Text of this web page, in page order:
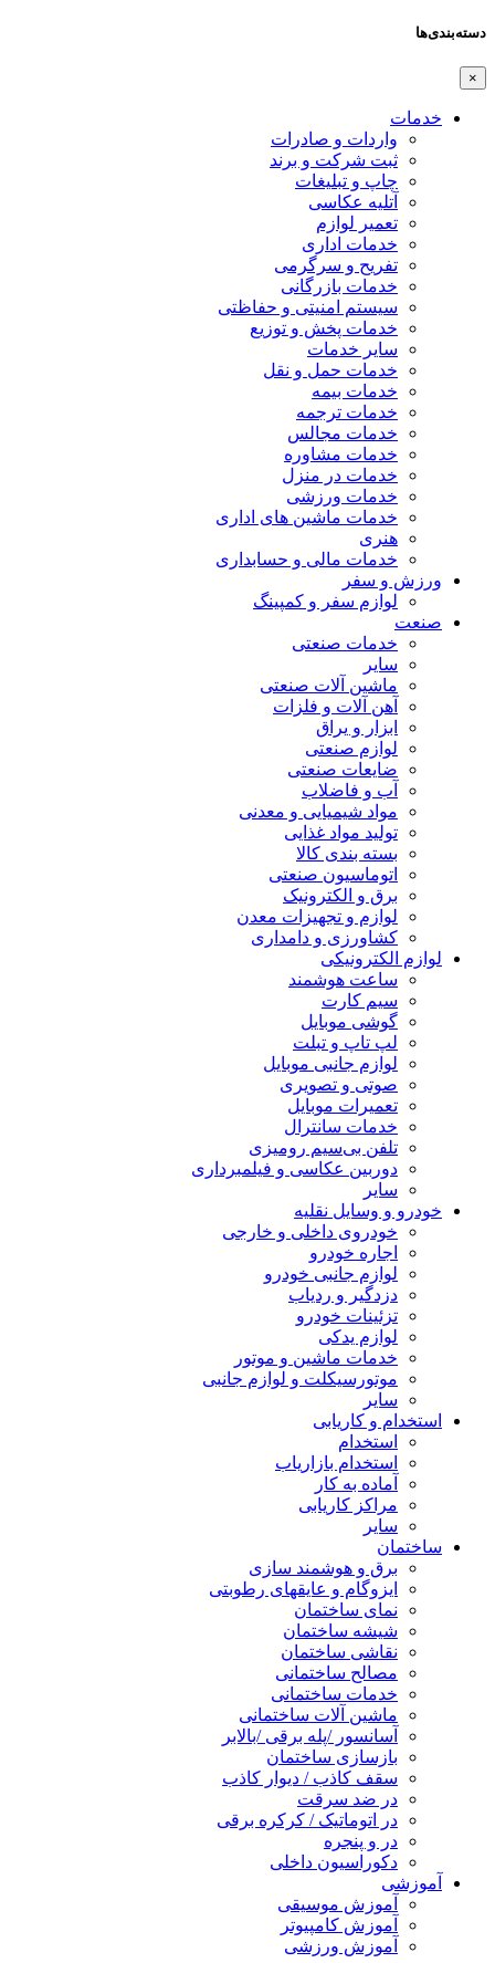
دسته‌بندی‌ها
×
خدمات
واردات و صادرات
ثبت شرکت و برند
چاپ و تبلیغات
آتلیه عکاسی
تعمیر لوازم
خدمات اداری
تفریح و سرگرمی
خدمات بازرگانی
سیستم امنیتی و حفاظتی
خدمات پخش و توزیع
سایر خدمات
خدمات حمل و نقل
خدمات بیمه
خدمات ترجمه
خدمات مجالس
خدمات مشاوره
خدمات در منزل
خدمات ورزشی
خدمات ماشین های اداری
هنری
خدمات مالی و حسابداری
ورزش و سفر
لوازم سفر و کمپینگ
صنعت
خدمات صنعتی
سایر
ماشین آلات صنعتی
آهن آلات و فلزات
ابزار و یراق
لوازم صنعتی
ضایعات صنعتی
آب و فاضلاب
مواد شیمیایی و معدنی
تولید مواد غذایی
بسته بندی کالا
اتوماسیون صنعتی
برق و الکترونیک
لوازم و تجهیزات معدن
کشاورزی و دامداری
لوازم الکترونیکی
ساعت هوشمند
سیم کارت
گوشی موبایل
لپ تاپ و تبلت
لوازم جانبی موبایل
صوتی و تصویری
تعمیرات موبایل
خدمات سانترال
تلفن بی‌سیم رومیزی
دوربین عکاسی و فیلمبرداری
سایر
خودرو و وسایل نقلیه
خودروی داخلی و خارجی
اجاره خودرو
لوازم جانبی خودرو
دزدگیر و ردیاب
تزئینات خودرو
لوازم یدکی
خدمات ماشین و موتور
موتورسیکلت و لوازم جانبی
سایر
استخدام و کاریابی
استخدام
استخدام بازاریاب
آماده به کار
مراکز کاریابی
سایر
ساختمان
برق و هوشمند سازی
ایزوگام و عایقهای رطوبتی
نمای ساختمان
شیشه ساختمان
نقاشی ساختمان
مصالح ساختمانی
خدمات ساختمانی
ماشین آلات ساختمانی
آسانسور /پله برقی /بالابر
بازسازی ساختمان
سقف کاذب / دیوار کاذب
در ضد سرقت
در اتوماتیک / کرکره برقی
در و پنجره
دکوراسیون داخلی
آموزشی
آموزش موسیقی
آموزش کامپیوتر
آموزش ورزشی